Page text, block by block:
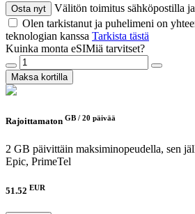
Osta nyt
Välitön toimitus sähköpostilla
Olen tarkistanut ja puhelimeni on
teknologian kanssa Tarkista tästä
Kuinka monta eSIMiä tarvitset?
Maksa kortilla
Rajoittamaton GB / 20 päivää
2 GB päivittäin maksiminopeudella, sen
Epic, PrimeTel
51.52 EUR